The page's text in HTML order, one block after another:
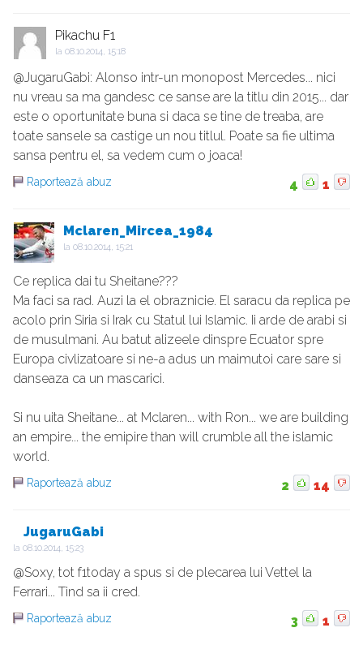
Pikachu F1
la 08.10.2014, 15:18
@JugaruGabi: Alonso intr-un monopost Mercedes... nici
nu vreau sa ma gandesc ce sanse are la titlu din 2015... dar
este o oportunitate buna si daca se tine de treaba, are
toate sansele sa castige un nou titlul. Poate sa fie ultima
sansa pentru el, sa vedem cum o joaca!
Raportează abuz 4 1
Mclaren_Mircea_1984
la 08.10.2014, 15:21
Ce replica dai tu Sheitane???
Ma faci sa rad. Auzi la el obraznicie. El saracu da replica pe
acolo prin Siria si Irak cu Statul lui Islamic. Ii arde de arabi si
de musulmani. Au batut alizeele dinspre Ecuator spre
Europa civlizatoare si ne-a adus un maimutoi care sare si
danseaza ca un mascarici.
Si nu uita Sheitane... at Mclaren... with Ron... we are building
an empire... the emipire than will crumble all the islamic
world.
Raportează abuz 2 14
JugaruGabi
la 08.10.2014, 15:23
@Soxy, tot f1today a spus si de plecarea lui Vettel la
Ferrari... Tind sa ii cred.
Raportează abuz 3 1